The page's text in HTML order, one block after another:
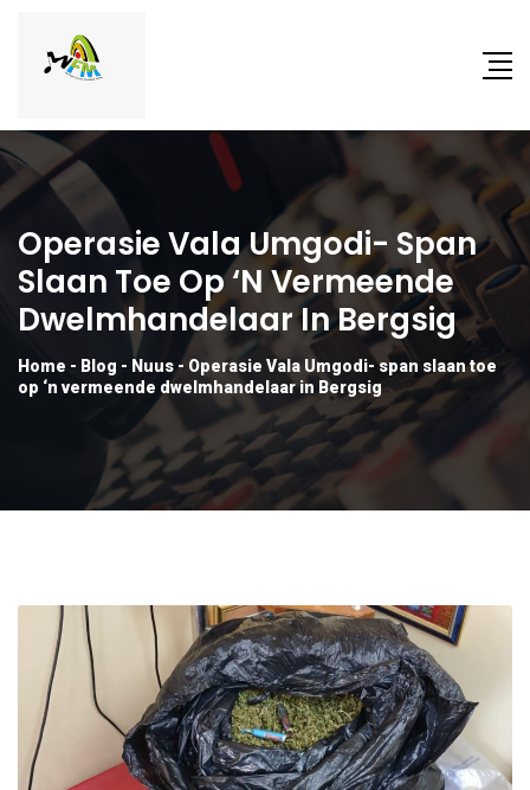
Operasie Vala Umgodi- Span
Slaan Toe Op ‘n Vermeende
Dwelmhandelaar In Bergsig
Home - Blog - Nuus- Operasie Vala Umgodi- span slaan toe
op ‘n vermeende dwelmhandelaar in Bergsig